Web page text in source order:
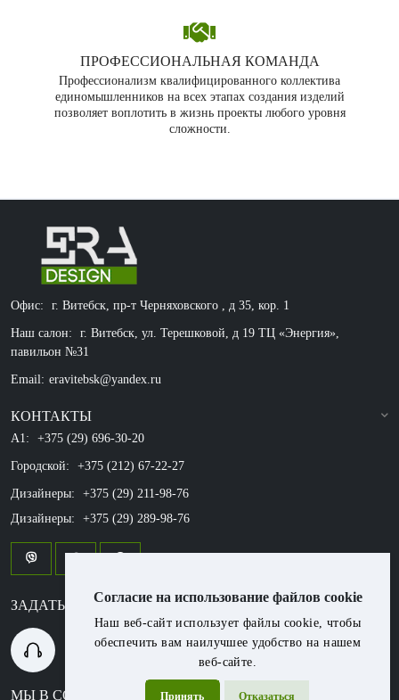
ПРОФЕССИОНАЛЬНАЯ КОМАНДА
Профессионализм квалифицированного коллектива
единомышленников на всех этапах создания изделий
позволяет воплотить в жизнь проекты любого уровня
сложности.
Офис: г. Витебск, пр-т Черняховского , д 35, кор. 1
Наш салон:
г. Витебск, ул. Терешковой, д 19 ТЦ «Энергия»,
павильон №31
Email: eravitebsk@yandex.ru
КОНТАКТЫ
A1: +375 (29) 696-30-20
Городской: +375 (212) 67-22-27
Дизайнеры:
+375 (29) 211-98-76
Дизайнеры:
+375 (29) 289-98-76
ЗАДАТЬ ВОПРОС ?
+375 (29) 696-30-20
МЫ В СОЦСЕТЯХ
Согласие на использование файлов cookie
Наш веб-сайт использует файлы cookie, чтобы
обеспечить вам наилучшее удобство на нашем
веб-сайте.
Принять Отказаться